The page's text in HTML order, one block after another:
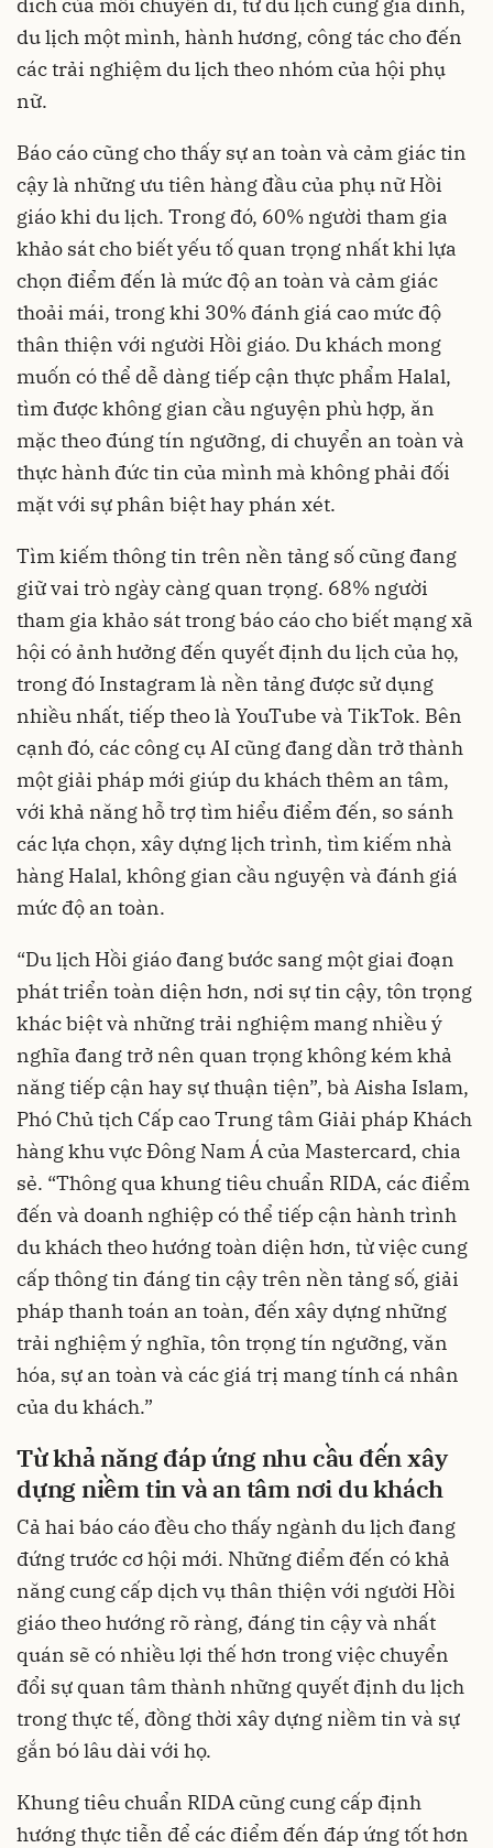
đích của mỗi chuyến đi, từ du lịch cùng gia đình,
du lịch một mình, hành hương, công tác cho đến
các trải nghiệm du lịch theo nhóm của hội phụ
nữ.
Báo cáo cũng cho thấy sự an toàn và cảm giác tin
cậy là những ưu tiên hàng đầu của phụ nữ Hồi
giáo khi du lịch. Trong đó, 60% người tham gia
khảo sát cho biết yếu tố quan trọng nhất khi lựa
chọn điểm đến là mức độ an toàn và cảm giác
thoải mái, trong khi 30% đánh giá cao mức độ
thân thiện với người Hồi giáo. Du khách mong
muốn có thể dễ dàng tiếp cận thực phẩm Halal,
tìm được không gian cầu nguyện phù hợp, ăn
mặc theo đúng tín ngưỡng, di chuyển an toàn và
thực hành đức tin của mình mà không phải đối
mặt với sự phân biệt hay phán xét.
Tìm kiếm thông tin trên nền tảng số cũng đang
giữ vai trò ngày càng quan trọng. 68% người
tham gia khảo sát trong báo cáo cho biết mạng xã
hội có ảnh hưởng đến quyết định du lịch của họ,
trong đó Instagram là nền tảng được sử dụng
nhiều nhất, tiếp theo là YouTube và TikTok. Bên
cạnh đó, các công cụ AI cũng đang dần trở thành
một giải pháp mới giúp du khách thêm an tâm,
với khả năng hỗ trợ tìm hiểu điểm đến, so sánh
các lựa chọn, xây dựng lịch trình, tìm kiếm nhà
hàng Halal, không gian cầu nguyện và đánh giá
mức độ an toàn.
“Du lịch Hồi giáo đang bước sang một giai đoạn
phát triển toàn diện hơn, nơi sự tin cậy, tôn trọng
khác biệt và những trải nghiệm mang nhiều ý
nghĩa đang trở nên quan trọng không kém khả
năng tiếp cận hay sự thuận tiện”, bà Aisha Islam,
Phó Chủ tịch Cấp cao Trung tâm Giải pháp Khách
hàng khu vực Đông Nam Á của Mastercard, chia
sẻ. “Thông qua khung tiêu chuẩn RIDA, các điểm
đến và doanh nghiệp có thể tiếp cận hành trình
du khách theo hướng toàn diện hơn, từ việc cung
cấp thông tin đáng tin cậy trên nền tảng số, giải
pháp thanh toán an toàn, đến xây dựng những
trải nghiệm ý nghĩa, tôn trọng tín ngưỡng, văn
hóa, sự an toàn và các giá trị mang tính cá nhân
của du khách.”
Từ khả năng đáp ứng nhu cầu đến xây
dựng niềm tin và an tâm nơi du khách
Cả hai báo cáo đều cho thấy ngành du lịch đang
đứng trước cơ hội mới. Những điểm đến có khả
năng cung cấp dịch vụ thân thiện với người Hồi
giáo theo hướng rõ ràng, đáng tin cậy và nhất
quán sẽ có nhiều lợi thế hơn trong việc chuyển
đổi sự quan tâm thành những quyết định du lịch
trong thực tế, đồng thời xây dựng niềm tin và sự
gắn bó lâu dài với họ.
Khung tiêu chuẩn RIDA cũng cung cấp định
hướng thực tiễn để các điểm đến đáp ứng tốt hơn